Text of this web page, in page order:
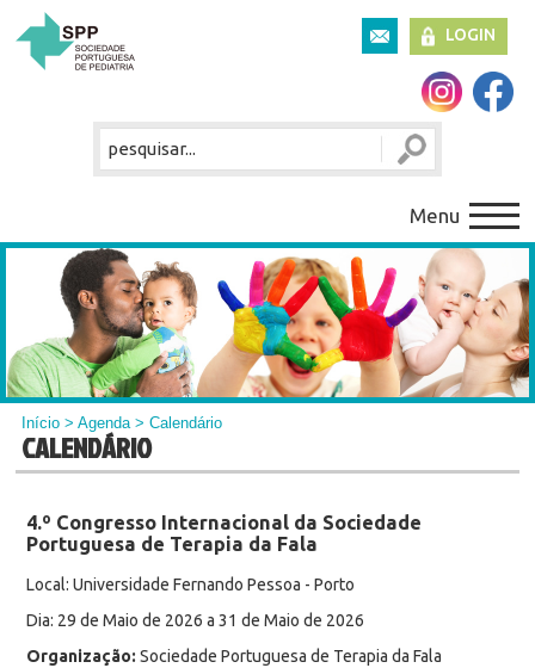
LOGIN
Menu
Início >Agenda> Calendário
CALENDÁRIO
4.º Congresso Internacional da Sociedade
Portuguesa de Terapia da Fala
Local: Universidade Fernando Pessoa - Porto
Dia: 29 de Maio de 2026 a 31 de Maio de 2026
Organização: Sociedade Portuguesa de Terapia da Fala